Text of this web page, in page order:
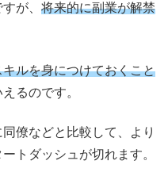
が、 将来的に副業が解禁
ルを身につけておくこと
えるのです。
僚などと比較して、より
トダッシュが切れます。